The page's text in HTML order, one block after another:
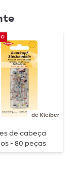
de Kleiber
de cabeça
- 80 peças